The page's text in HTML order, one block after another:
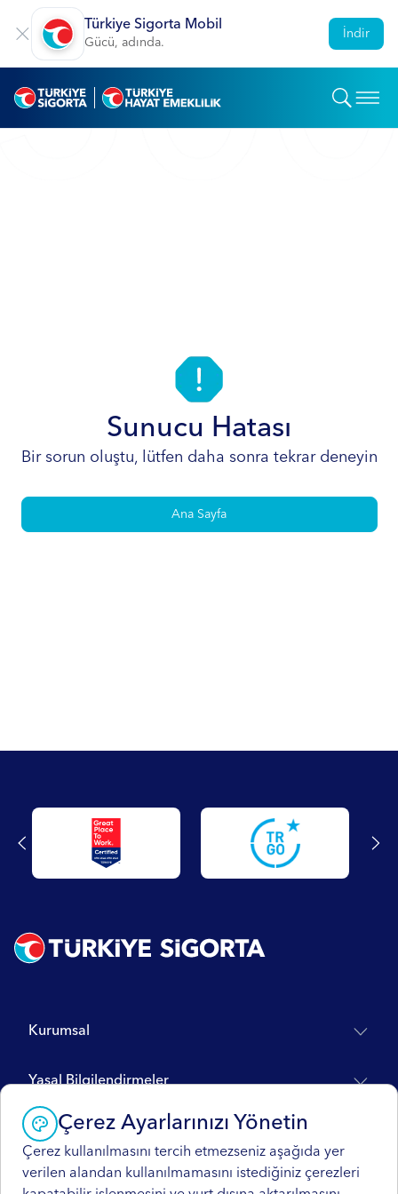
Türkiye Sigorta Mobil
Gücü, adında.
İndir
Sunucu Hatası
Bir sorun oluştu, lütfen daha sonra tekrar deneyin
Ana Sayfa
Kurumsal
Yasal Bilgilendirmeler
Yardım Merkezi
Müşteri Platformu
Çerez Ayarlarınızı Yönetin
Çerez kullanılmasını tercih etmezseniz aşağıda yer
verilen alandan kullanılmamasını istediğiniz çerezleri